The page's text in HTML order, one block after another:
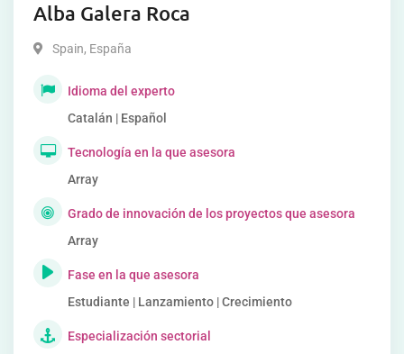
Alba Galera Roca
Spain, España
Idioma del experto
Catalán | Español
Tecnología en la que asesora
Array
Grado de innovación de los proyectos que asesora
Array
Fase en la que asesora
Estudiante | Lanzamiento | Crecimiento
Especialización sectorial